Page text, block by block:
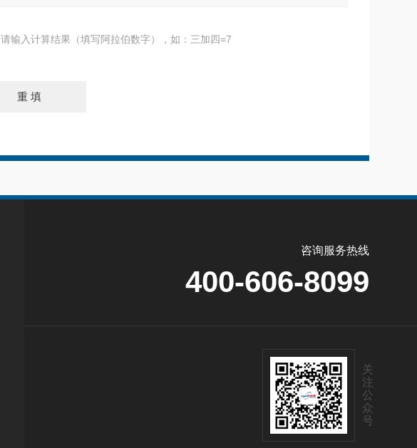
请输入计算结果（填写阿拉伯数字），如：三加四=7
咨询服务热线
400-606-8099
关
注
公
众
号